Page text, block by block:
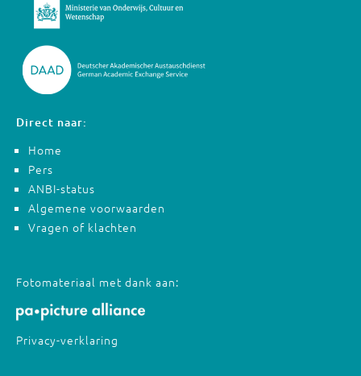
Direct naar:
Home
Pers
ANBI-status
Algemene voorwaarden
Vragen of klachten
Fotomateriaal met dank aan:
Privacy-verklaring